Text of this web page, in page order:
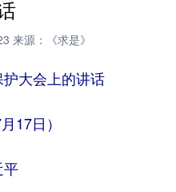
量子
健康
来源：《求是》
大会上的讲话
17日）
平